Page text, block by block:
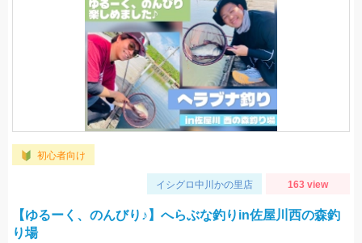
初心者向け
イシグロ中川かの里店 163 view
【ゆるーく、のんびり♪】へらぶな釣りin佐屋川西の森釣
り場